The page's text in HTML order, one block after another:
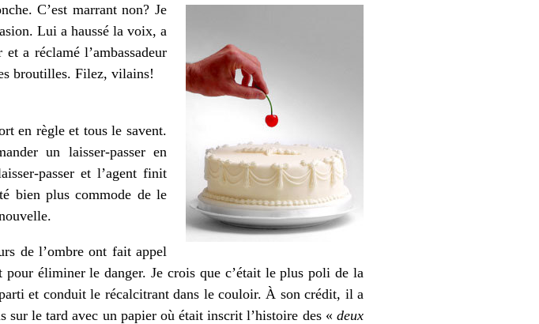
C’est marrant non? Je
Lui a haussé la voix, a
a réclamé l’ambassadeur
broutilles. Filez, vilains!
en règle et tous le savent.
un laisser-passer en
passer et l’agent finit
bien plus commode de le
de l’ombre ont fait appel
éliminer le danger. Je crois que c’était le plus poli de la
et conduit le récalcitrant dans le couloir. À son crédit, il a
sur le tard avec un papier où était inscrit l’histoire des « deux